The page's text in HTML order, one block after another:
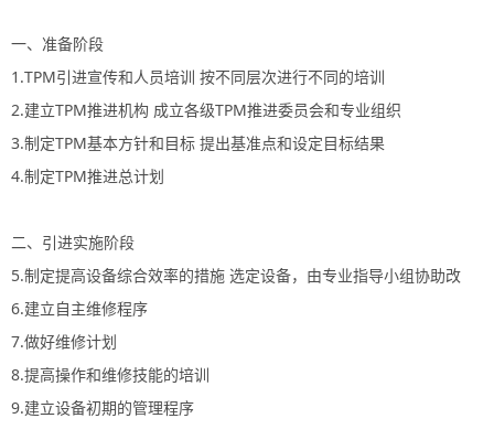
一、准备阶段
1.TPM引进宣传和人员培训 按不同层次进行不同的培训
2.建立TPM推进机构 成立各级TPM推进委员会和专业组织
3.制定TPM基本方针和目标 提出基准点和设定目标结果
4.制定TPM推进总计划
二、引进实施阶段
5.制定提高设备综合效率的措施 选定设备，由专业指导小组协助改
6.建立自主维修程序
7.做好维修计划
8.提高操作和维修技能的培训
9.建立设备初期的管理程序